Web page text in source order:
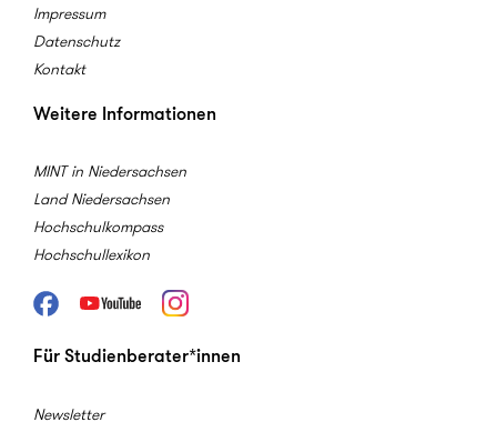
Impressum
Datenschutz
Kontakt
Weitere Informationen
MINT in Niedersachsen
Land Niedersachsen
Hochschulkompass
Hochschullexikon
FacebookYoutube Instagram
Für Studienberater*innen
Newsletter